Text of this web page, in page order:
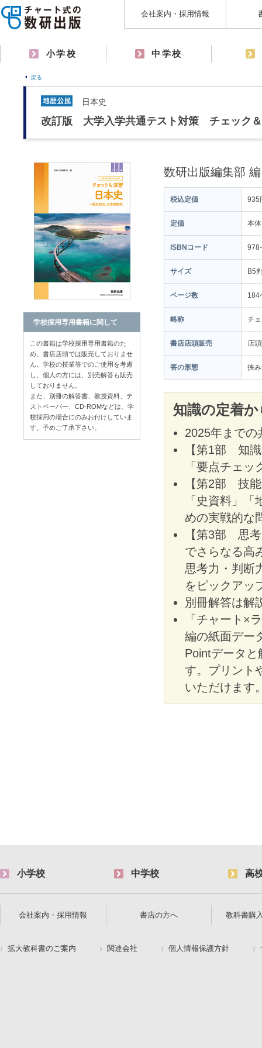
会社案内・採用情報
小学校 中学校
戻る
日本史
改訂版 大学入学共通テスト対策 チェック
数研出版編集部 編
税込定価 935
定価 本
ISBNコード
サイズ B5
ページ数 184
略称 チ
書店店頭販売 店
答の形態 挟
知識の定着
2025年までの
【第1部 知
「要点チェ
【第2部 技
「史資料」
めの実戦的な
【第3部 思
でさらなる高
思考力・判断
をピックアッ
別冊解答は解
「チャート×
編の紙面デー
Pointデータ
す。プリント
いただけます
学校採用専用書籍に関して
この書籍は学校採用専用書籍のた
め、書店店頭では販売しておりませ
ん。学校の授業等でのご使用を考慮
し、個人の方には、別売解答も販売
しておりません。
また、別冊の解答書、教授資料、テ
ストペーパー、CD-ROMなどは、学
校採用の場合にのみお付けしていま
す。予めご了承下さい。
小学校 中学校 高
会社案内・採用情報 書店の方へ 教科書購
拡大教科書のご案内 関連会社 個人情報保護方針